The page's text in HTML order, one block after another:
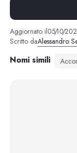
Aggiornato il05/10/
Scritto daAlessandro
Nomi simili